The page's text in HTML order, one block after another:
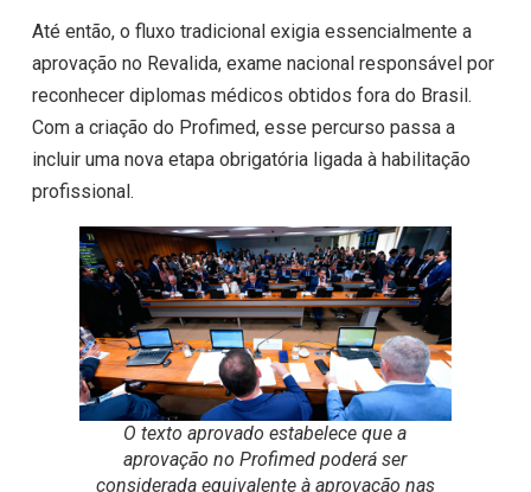
Até então, o fluxo tradicional exigia essencialmente a
aprovação no Revalida, exame nacional responsável por
reconhecer diplomas médicos obtidos fora do Brasil.
Com a criação do Profimed, esse percurso passa a
incluir uma nova etapa obrigatória ligada à habilitação
profissional.
O texto aprovado estabelece que a
aprovação no Profimed poderá ser
considerada equivalente à aprovação nas